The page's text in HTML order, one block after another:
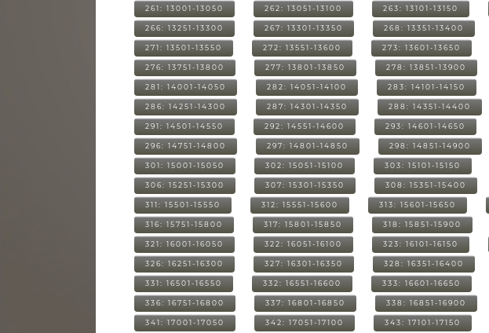
261: 13001-13050 262: 13051-13100 263: 13101-13150
266: 13251-13300 267: 13301-13350 268: 13351-13400
271: 13501-13550 272: 13551-13600 273: 13601-13650
276: 13751-13800 277: 13801-13850 278: 13851-13900
281: 14001-14050 282: 14051-14100 283: 14101-14150
286: 14251-14300 287: 14301-14350 288: 14351-14400
291: 14501-14550 292: 14551-14600 293: 14601-14650
296: 14751-14800 297: 14801-14850 298: 14851-14900
301: 15001-15050 302: 15051-15100 303: 15101-15150
306: 15251-15300 307: 15301-15350 308: 15351-15400
311: 15501-15550 312: 15551-15600 313: 15601-15650
316: 15751-15800 317: 15801-15850 318: 15851-15900
321: 16001-16050 322: 16051-16100 323: 16101-16150
326: 16251-16300 327: 16301-16350 328: 16351-16400
331: 16501-16550 332: 16551-16600 333: 16601-16650
336: 16751-16800 337: 16801-16850 338: 16851-16900
341: 17001-17050 342: 17051-17100 343: 17101-17150